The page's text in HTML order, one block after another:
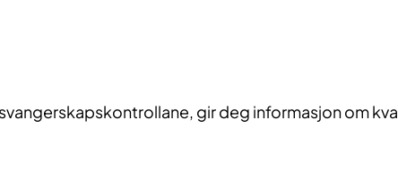
gir deg informasjon om kva